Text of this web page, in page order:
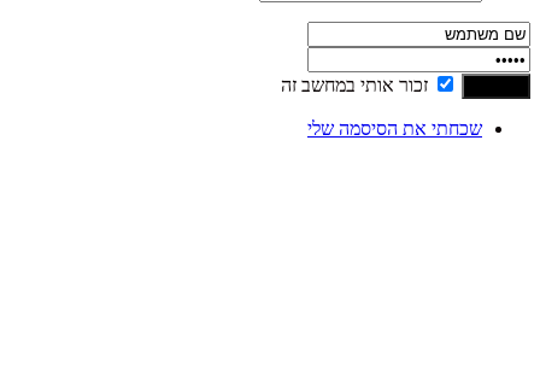
זכור אותי במחשב זה
שכחתי את הסיסמה שלי